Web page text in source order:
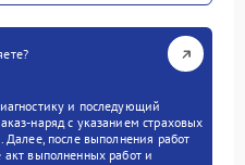
и последующий
наряд с указанием страховых
Далее, после выполнения работ
выполненных работ и